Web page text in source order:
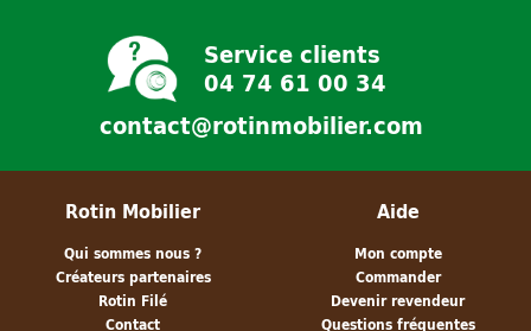
Service clients
04 74 61 00 34
contact@rotinmobilier.com
Rotin Mobilier
Qui sommes nous ?
Créateurs partenaires
Rotin Filé
Contact
Aide
Mon compte
Commander
Devenir revendeur
Questions fréquentes